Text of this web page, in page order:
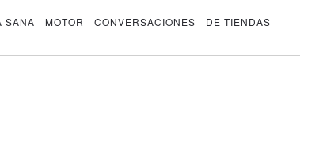
SANA MOTOR CONVERSACIONES
DE TIENDAS